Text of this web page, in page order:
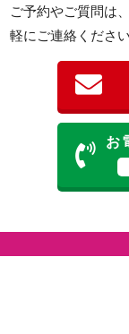
ご予約やご質問は
軽にご連絡ください
お